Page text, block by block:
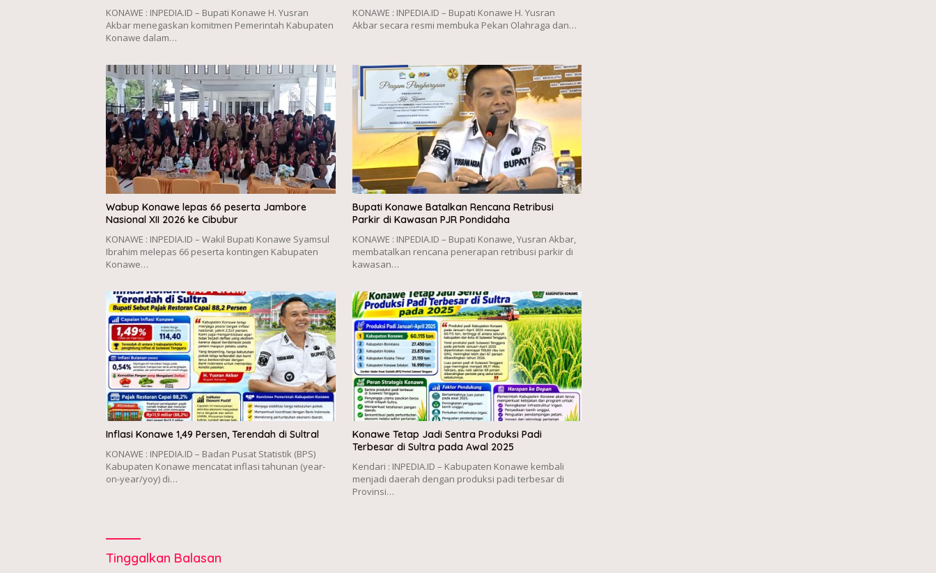
KONAWE : INPEDIA.ID – Bupati Konawe H. Yusran
Akbar menegaskan komitmen Pemerintah Kabupaten
Konawe dalam…
KONAWE : INPEDIA.ID – Bupati Konawe H. Yusran
Akbar secara resmi membuka Pekan Olahraga dan…
Wabup Konawe lepas 66 peserta Jambore
Nasional XII 2026 ke Cibubur
KONAWE : INPEDIA.ID – Wakil Bupati Konawe Syamsul
Ibrahim melepas 66 peserta kontingen Kabupaten
Konawe…
Bupati Konawe Batalkan Rencana Retribusi
Parkir di Kawasan PJR Pondidaha
KONAWE : INPEDIA.ID – Bupati Konawe, Yusran Akbar,
membatalkan rencana penerapan retribusi parkir di
kawasan…
Inflasi Konawe 1,49 Persen, Terendah di Sultral
KONAWE : INPEDIA.ID – Badan Pusat Statistik (BPS)
Kabupaten Konawe mencatat inflasi tahunan (year-
on-year/yoy) di…
Konawe Tetap Jadi Sentra Produksi Padi
Terbesar di Sultra pada Awal 2025
Kendari : INPEDIA.ID – Kabupaten Konawe kembali
menjadi daerah dengan produksi padi terbesar di
Provinsi…
Tinggalkan Balasan